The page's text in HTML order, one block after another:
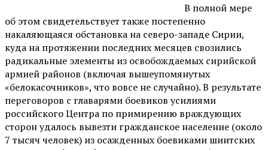
В полной мере
об этом свидетельствует также постепенно
накаляющаяся обстановка на северо-западе Сирии,
куда на протяжении последних месяцев свозились
радикальные элементы из освобождаемых сирийской
армией районов (включая вышеупомянутых
«белокасочников», что вовсе не случайно). В результате
переговоров с главарями боевиков усилиями
российского Центра по примирению враждующих
сторон удалось вывезти гражданское население (около
7 тысяч человек) из осажденных боевиками шиитских